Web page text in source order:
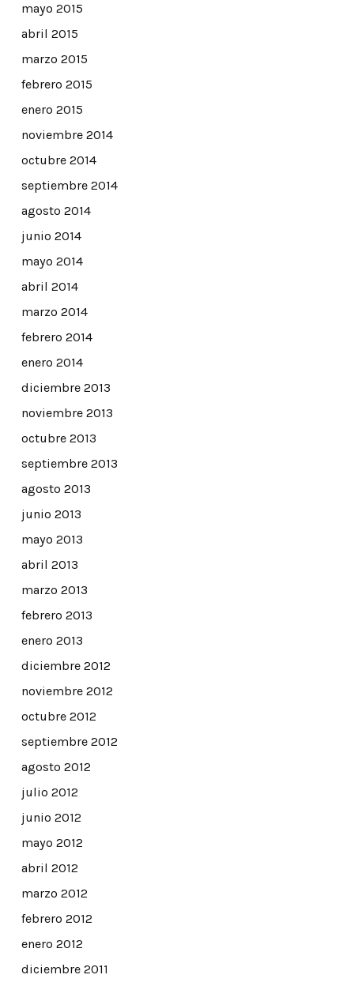
mayo 2015
abril 2015
marzo 2015
febrero 2015
enero 2015
noviembre 2014
octubre 2014
septiembre 2014
agosto 2014
junio 2014
mayo 2014
abril 2014
marzo 2014
febrero 2014
enero 2014
diciembre 2013
noviembre 2013
octubre 2013
septiembre 2013
agosto 2013
junio 2013
mayo 2013
abril 2013
marzo 2013
febrero 2013
enero 2013
diciembre 2012
noviembre 2012
octubre 2012
septiembre 2012
agosto 2012
julio 2012
junio 2012
mayo 2012
abril 2012
marzo 2012
febrero 2012
enero 2012
diciembre 2011